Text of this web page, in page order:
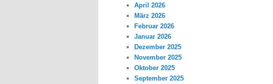
April 2026
März 2026
Februar 2026
Januar 2026
Dezember 2025
November 2025
Oktober 2025
September 2025